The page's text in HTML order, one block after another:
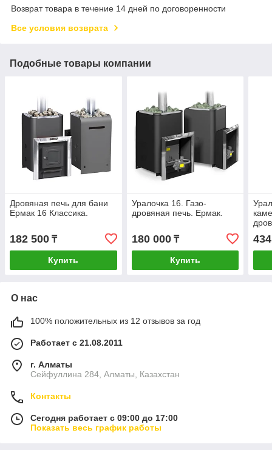
Возврат товара в течение 14 дней по договоренности
Все условия возврата
Подобные товары компании
Дровяная печь для бани
Ермак 16 Классика.
182 500 ₸
Купить
Уралочка 16. Газо-
дровяная печь. Ермак.
180 000₸
Купить
О нас
100% положительных из 12 отзывов за год
Работает с 21.08.2011
г. Алматы
Сейфуллина 284, Алматы, Казахстан
Контакты
Сегодня работает с 09:00 до 17:00
Показать весь график работы